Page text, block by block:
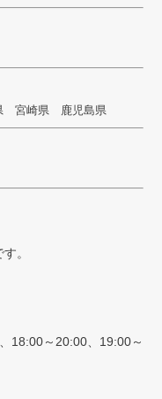
宮崎県 鹿児島県
。
18:00～20:00、19:00～